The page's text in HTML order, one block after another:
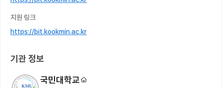
지원 링크
https://bit.kookmin.ac.kr
기관 정보
국민대학교